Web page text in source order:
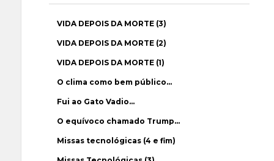
VIDA DEPOIS DA MORTE (3)
VIDA DEPOIS DA MORTE (2)
VIDA DEPOIS DA MORTE (1)
O clima como bem público…
Fui ao Gato Vadio…
O equívoco chamado Trump…
Missas tecnológicas (4 e fim)